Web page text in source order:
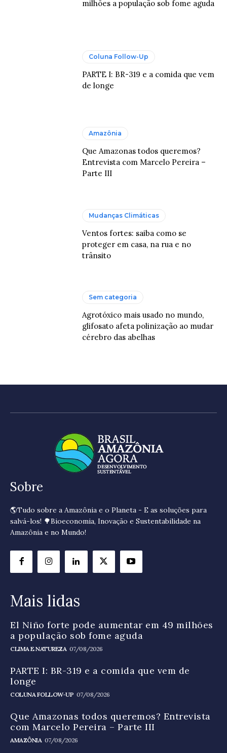
milhões a população sob fome aguda
Coluna Follow-Up
PARTE I: BR-319 e a comida que vem
de longe
Amazônia
Que Amazonas todos queremos?
Entrevista com Marcelo Pereira –
Parte III
Mudanças Climáticas
Ventos fortes: saiba como se
proteger em casa, na rua e no
trânsito
Sem categoria
Agrotóxico mais usado no mundo,
glifosato afeta polinização ao mudar
cérebro das abelhas
Sobre
🌎Tudo sobre a Amazônia e o Planeta - E as soluções para
salvá-los! 🌳Bioeconomia, Inovação e Sustentabilidade na
Amazônia e no Mundo!
Mais lidas
El Niño forte pode aumentar em 49 milhões
a população sob fome aguda
CLIMA E NATUREZA 07/08/2026
PARTE I: BR-319 e a comida que vem de
longe
COLUNA FOLLOW-UP 07/08/2026
Que Amazonas todos queremos? Entrevista
com Marcelo Pereira – Parte III
AMAZÔNIA 07/08/2026